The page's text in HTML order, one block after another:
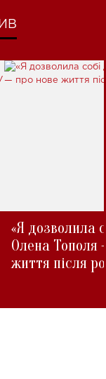
«Я дозволила
Олена Тополя
життя після